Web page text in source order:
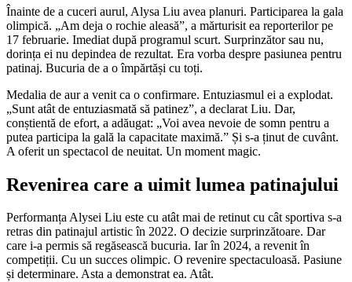
Înainte de a cuceri aurul, Alysa Liu avea planuri. Participarea la gala
olimpică. „Am deja o rochie aleasă”, a mărturisit ea reporterilor pe
17 februarie. Imediat după programul scurt. Surprinzător sau nu,
dorința ei nu depindea de rezultat. Era vorba despre pasiunea pentru
patinaj. Bucuria de a o împărtăși cu toți.
Medalia de aur a venit ca o confirmare. Entuziasmul ei a explodat.
„Sunt atât de entuziasmată să patinez”, a declarat Liu. Dar,
conștientă de efort, a adăugat: „Voi avea nevoie de somn pentru a
putea participa la gală la capacitate maximă.” Și s-a ținut de cuvânt.
A oferit un spectacol de neuitat. Un moment magic.
Revenirea care a uimit lumea patinajului
Performanța Alysei Liu este cu atât mai de retinut cu cât sportiva s-a
retras din patinajul artistic în 2022. O decizie surprinzătoare. Dar
care i-a permis să regăsească bucuria. Iar în 2024, a revenit în
competiții. Cu un succes olimpic. O revenire spectaculoasă. Pasiune
și determinare. Asta a demonstrat ea. Atât.